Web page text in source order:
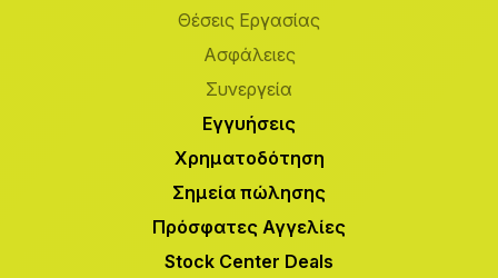
Θέσεις Εργασίας
Ασφάλειες
Συνεργεία
Εγγυήσεις
Χρηματοδότηση
Σημεία πώλησης
Πρόσφατες Αγγελίες
Stock Center Deals